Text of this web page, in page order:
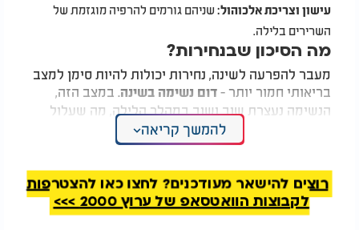
עישון וצריכת אלכוהול: שניהם גורמים להרפיה מוגזמת של
השרירים בלילה.
מה הסיכון שבנחירות?
מעבר להפרעה לשינה, נחירות יכולות להיות סימן למצב
בריאותי חמור יותר -דום נשימה בשינה. במצב הזה,
הנשימה נעצרת שוב ושוב במהלך הלילה, מה שעלול
להוביל לעייפות כרונית, לחץ דם גבוה ואפילו סיכון
הפתרונות: מה אפשר לעשות?
כדי להפחית נחירות ולשפר את איכות השינה, הנה כמה
צעדים פשוטים שתוכלו להתחיל ליישם כבר מהלילה:
להמשך קריאה
רוצים להישאר מעודכנים? לחצו כאן להצטרפות
לקבוצות הוואטסאפ של ערוץ 2000 >>>